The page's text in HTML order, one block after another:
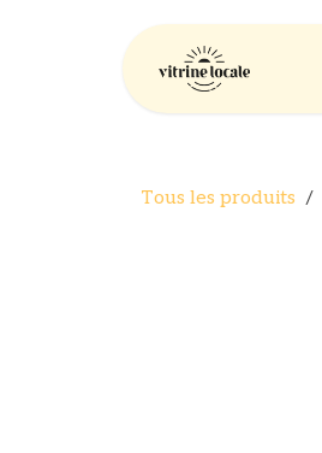
Tous les produits